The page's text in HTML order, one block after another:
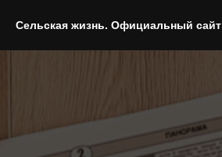
Сельская жизнь. Официальный сайт